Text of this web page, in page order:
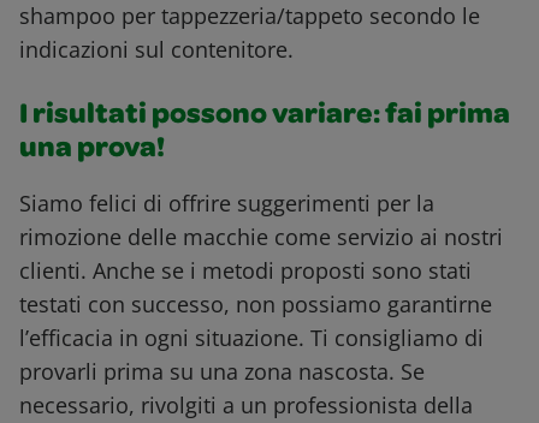
shampoo per tappezzeria/tappeto secondo le
indicazioni sul contenitore.
I risultati possono variare: fai prima
una prova!
Siamo felici di offrire suggerimenti per la
rimozione delle macchie come servizio ai nostri
clienti. Anche se i metodi proposti sono stati
testati con successo, non possiamo garantirne
l’efficacia in ogni situazione. Ti consigliamo di
provarli prima su una zona nascosta. Se
necessario, rivolgiti a un professionista della